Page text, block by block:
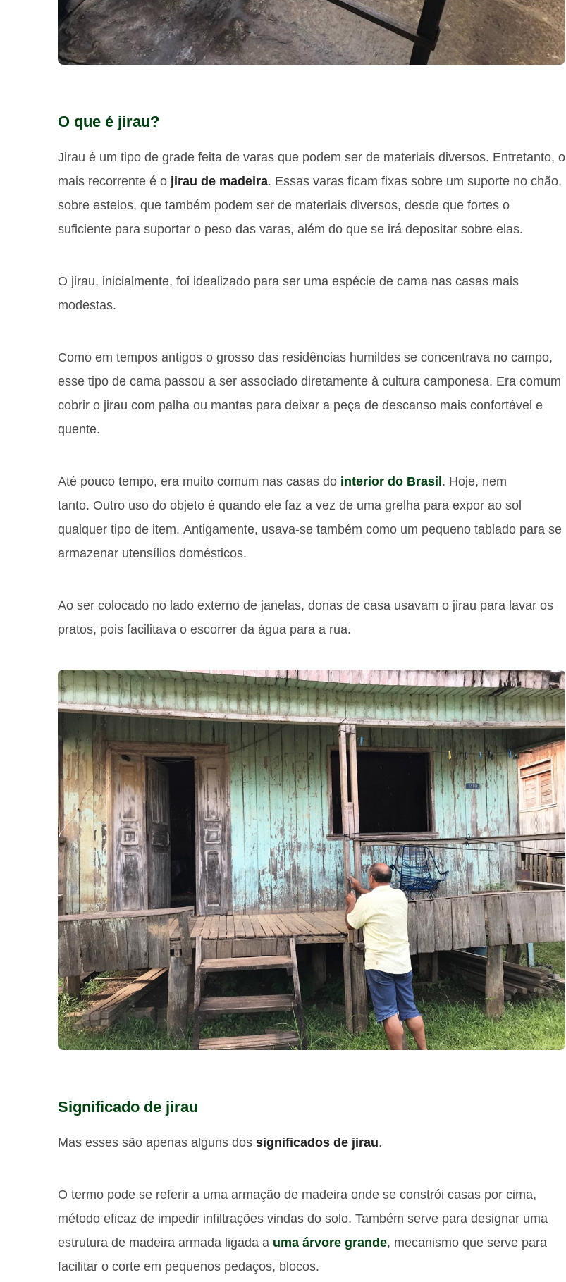
O que é jirau?
Jirau é um tipo de grade feita de varas que podem ser de materiais diversos. Entretanto, o
mais recorrente é o jirau de madeira. Essas varas ficam fixas sobre um suporte no chão,
sobre esteios, que também podem ser de materiais diversos, desde que fortes o
suficiente para suportar o peso das varas, além do que se irá depositar sobre elas.
O jirau, inicialmente, foi idealizado para ser uma espécie de cama nas casas mais
modestas.
Como em tempos antigos o grosso das residências humildes se concentrava no campo,
esse tipo de cama passou a ser associado diretamente à cultura camponesa. Era comum
cobrir o jirau com palha ou mantas para deixar a peça de descanso mais confortável e
quente.
Até pouco tempo, era muito comum nas casas do interior do Brasil . Hoje, nem
tanto. Outro uso do objeto é quando ele faz a vez de uma grelha para expor ao sol
qualquer tipo de item. Antigamente, usava-se também como um pequeno tablado para se
armazenar utensílios domésticos.
Ao ser colocado no lado externo de janelas, donas de casa usavam o jirau para lavar os
pratos, pois facilitava o escorrer da água para a rua.
Significado de jirau
Mas esses são apenas alguns dos significados de jirau.
O termo pode se referir a uma armação de madeira onde se constrói casas por cima,
método eficaz de impedir infiltrações vindas do solo. Também serve para designar uma
estrutura de madeira armada ligada a uma árvore grande, mecanismo que serve para
facilitar o corte em pequenos pedaços, blocos.